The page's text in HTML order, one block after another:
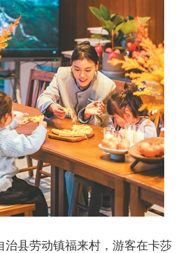
治县劳动镇福来村，游客在卡莎